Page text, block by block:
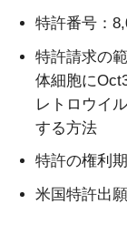
特許番号：
特許請求の
体細胞に
レトロウイ
する方法
特許の権利
米国特許出